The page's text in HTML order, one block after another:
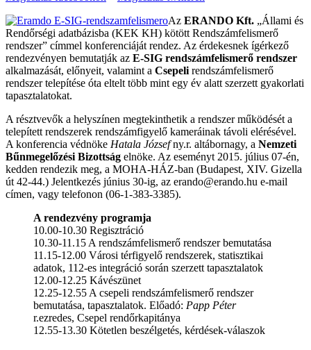
Az ERANDO Kft. „Állami és
Rendőrségi adatbázisba (KEK KH) kötött Rendszámfelismerő
rendszer” címmel konferenciáját rendez. Az érdekesnek ígérkező
rendezvényen bemutatják az E-SIG rendszámfelismerő rendszer
alkalmazását, előnyeit, valamint a Csepeli rendszámfelismerő
rendszer telepítése óta eltelt több mint egy év alatt szerzett gyakorlati
tapasztalatokat.
A résztvevők a helyszínen megtekinthetik a rendszer működését a
telepített rendszerek rendszámfigyelő kameráinak távoli elérésével.
A konferencia védnöke Hatala Józsefny.r. altábornagy, a Nemzeti
Bűnmegelőzési Bizottság elnöke. Az eseményt 2015. július 07-én,
kedden rendezik meg, a MOHA-HÁZ-ban (Budapest, XIV. Gizella
út 42-44.) Jelentkezés június 30-ig, az erando@erando.hu e-mail
címen, vagy telefonon (06-1-383-3385).
A rendezvény programja
10.00-10.30 Regisztráció
10.30-11.15 A rendszámfelismerő rendszer bemutatása
11.15-12.00 Városi térfigyelő rendszerek, statisztikai
adatok, 112-es integráció során szerzett tapasztalatok
12.00-12.25 Kávészünet
12.25-12.55 A csepeli rendszámfelismerő rendszer
bemutatása, tapasztalatok. Előadó: Papp Péter
r.ezredes, Csepel rendőrkapitánya
12.55-13.30 Kötetlen beszélgetés, kérdések-válaszok